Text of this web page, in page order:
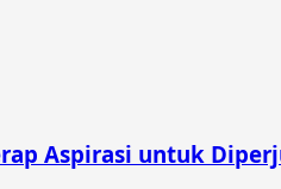
Aspirasi untuk